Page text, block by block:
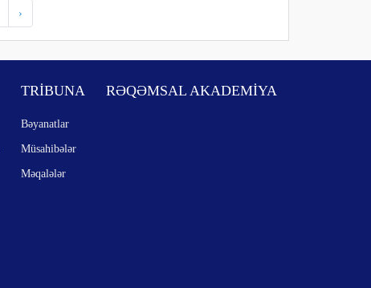
›
TRİBUNA
Bəyanatlar
Müsahibələr
Məqalələr
RƏQƏMSAL AKADEMİYA